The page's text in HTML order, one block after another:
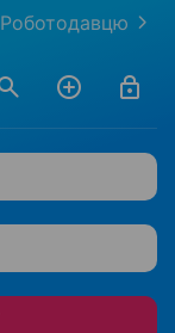
Роботодавцю